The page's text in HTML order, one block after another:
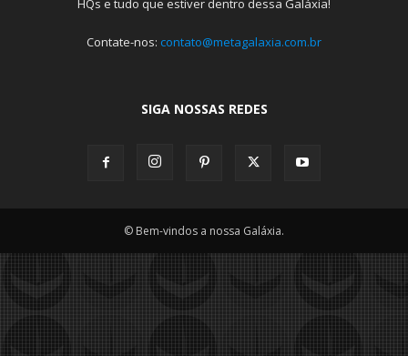
HQs e tudo que estiver dentro dessa Galáxia!
Contate-nos: contato@metagalaxia.com.br
SIGA NOSSAS REDES
© Bem-vindos a nossa Galáxia.